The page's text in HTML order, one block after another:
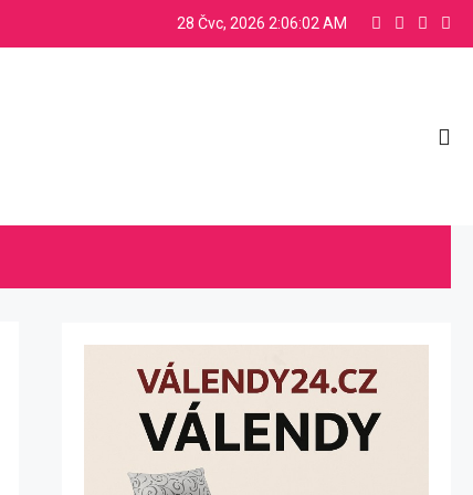
28 Čvc, 2026 2:06:03 AM